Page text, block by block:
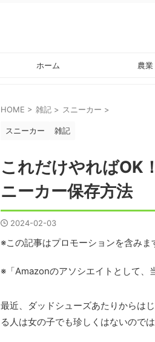
ホーム 農業
HOME > 雑記 > スニーカー >
スニーカー 雑記
これだけやればOK
ニーカー保存方法
2024-02-03
※この記事はプロモーションを含みま
※「Amazonのアソシエイトとして、
最近、ダッドシューズあたりからは
る人は女の子でも珍しくはないので